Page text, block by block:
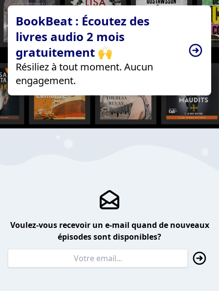
BookBeat : Écoutez des
livres audio 2 mois
gratuitement 🙌
Résiliez à tout moment. Aucun
engagement.
Voulez-vous recevoir un e-mail quand de nouveaux
épisodes sont disponibles?